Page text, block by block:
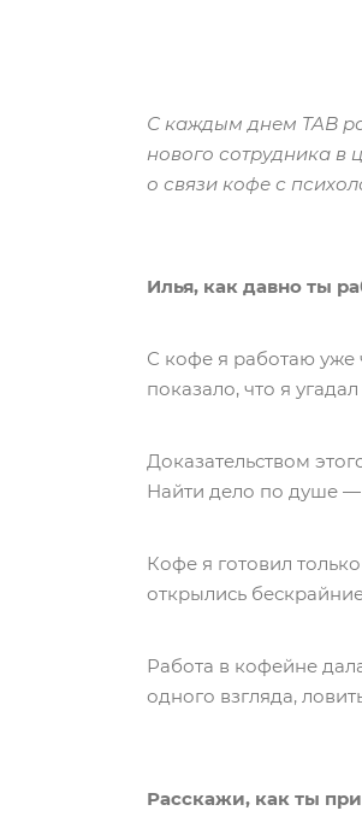
С каждым днем TAB
нового сотрудника в
о связи кофе с
Илья, как давно ты
С кофе я работаю уже
показало, что я
Доказательством
Найти дело по душе —
Кофе я готовил
открылись
Работа в кофейне
одного взгляда,
Расскажи, как ты